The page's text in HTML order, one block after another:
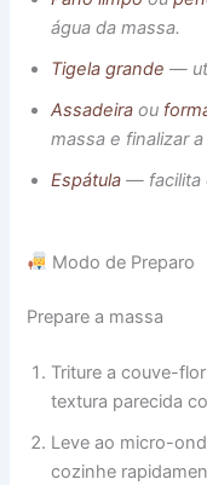
água da massa.
Tigela grande —
Assadeira ou
massa e finalizar
Espátula — facilita
Modo de Preparo
Prepare a massa
Triture a couve-
textura parecida
Leve ao micro-
cozinhe